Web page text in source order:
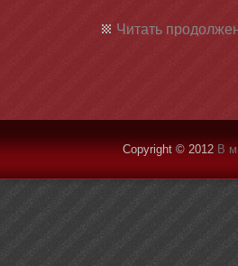
Читать
Copyright © 2012 В